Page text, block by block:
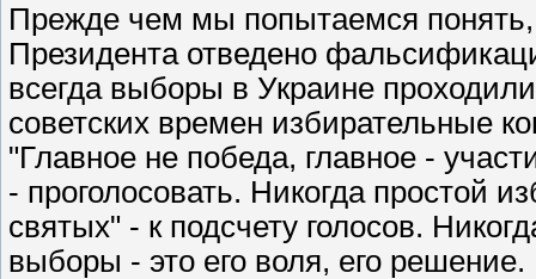
Прежде чем мы попытаемся
Президента отведено
всегда выборы в Украине
советских времен избирательные
"Главное не победа, главное -
- проголосовать. Никогда простой
святых" - к подсчету голосов.
выборы - это его воля, его решение.